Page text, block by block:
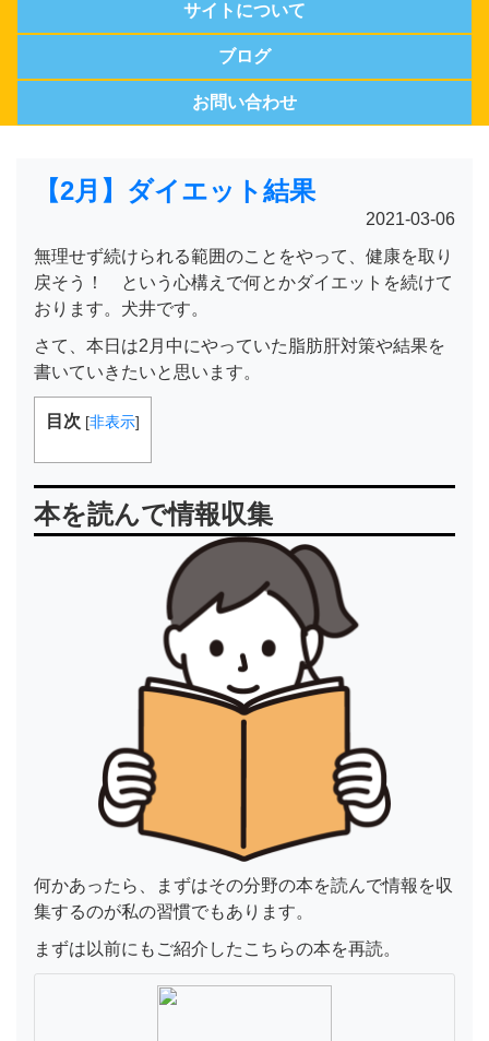
サイトについて
ブログ
お問い合わせ
【2月】ダイエット結果
2021-03-06
無理せず続けられる範囲のことをやって、健康を取り
戻そう！ という心構えで何とかダイエットを続けて
おります。犬井です。
さて、本日は2月中にやっていた脂肪肝対策や結果を
書いていきたいと思います。
目次 [非表示]
本を読んで情報収集
何かあったら、まずはその分野の本を読んで情報を収
集するのが私の習慣でもあります。
まずは以前にもご紹介したこちらの本を再読。